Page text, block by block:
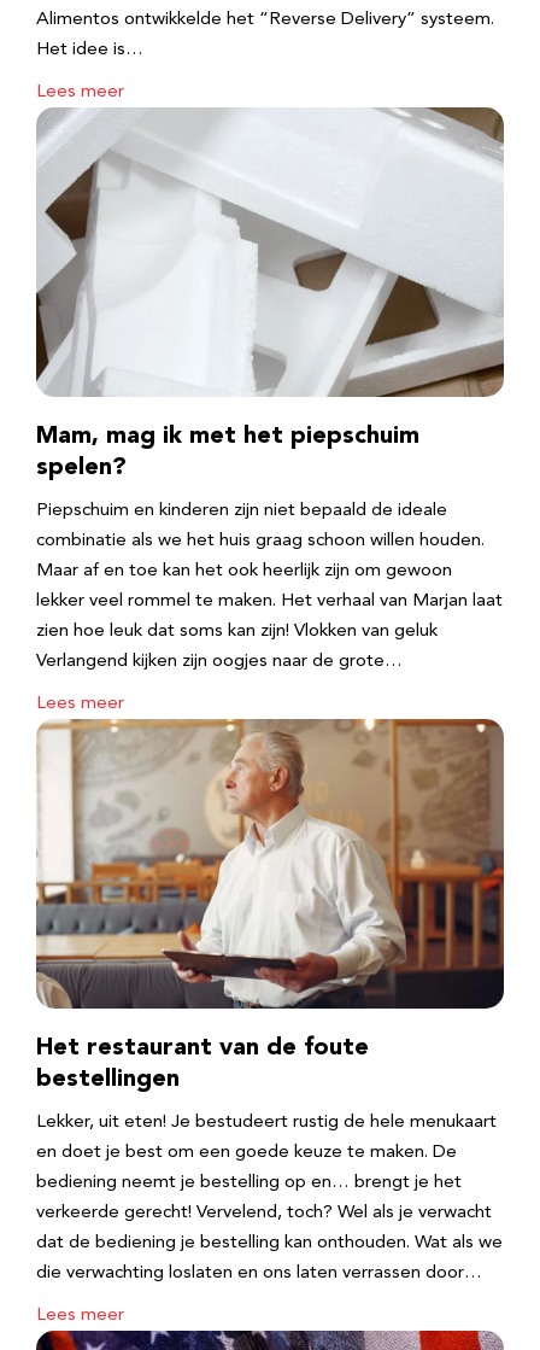
Alimentos ontwikkelde het “Reverse Delivery” systeem.
Het idee is…
Lees meer
Mam, mag ik met het piepschuim
spelen?
Piepschuim en kinderen zijn niet bepaald de ideale
combinatie als we het huis graag schoon willen houden.
Maar af en toe kan het ook heerlijk zijn om gewoon
lekker veel rommel te maken. Het verhaal van Marjan laat
zien hoe leuk dat soms kan zijn! Vlokken van geluk
Verlangend kijken zijn oogjes naar de grote…
Lees meer
Het restaurant van de foute
bestellingen
Lekker, uit eten! Je bestudeert rustig de hele menukaart
en doet je best om een goede keuze te maken. De
bediening neemt je bestelling op en… brengt je het
verkeerde gerecht! Vervelend, toch? Wel als je verwacht
dat de bediening je bestelling kan onthouden. Wat als we
die verwachting loslaten en ons laten verrassen door…
Lees meer